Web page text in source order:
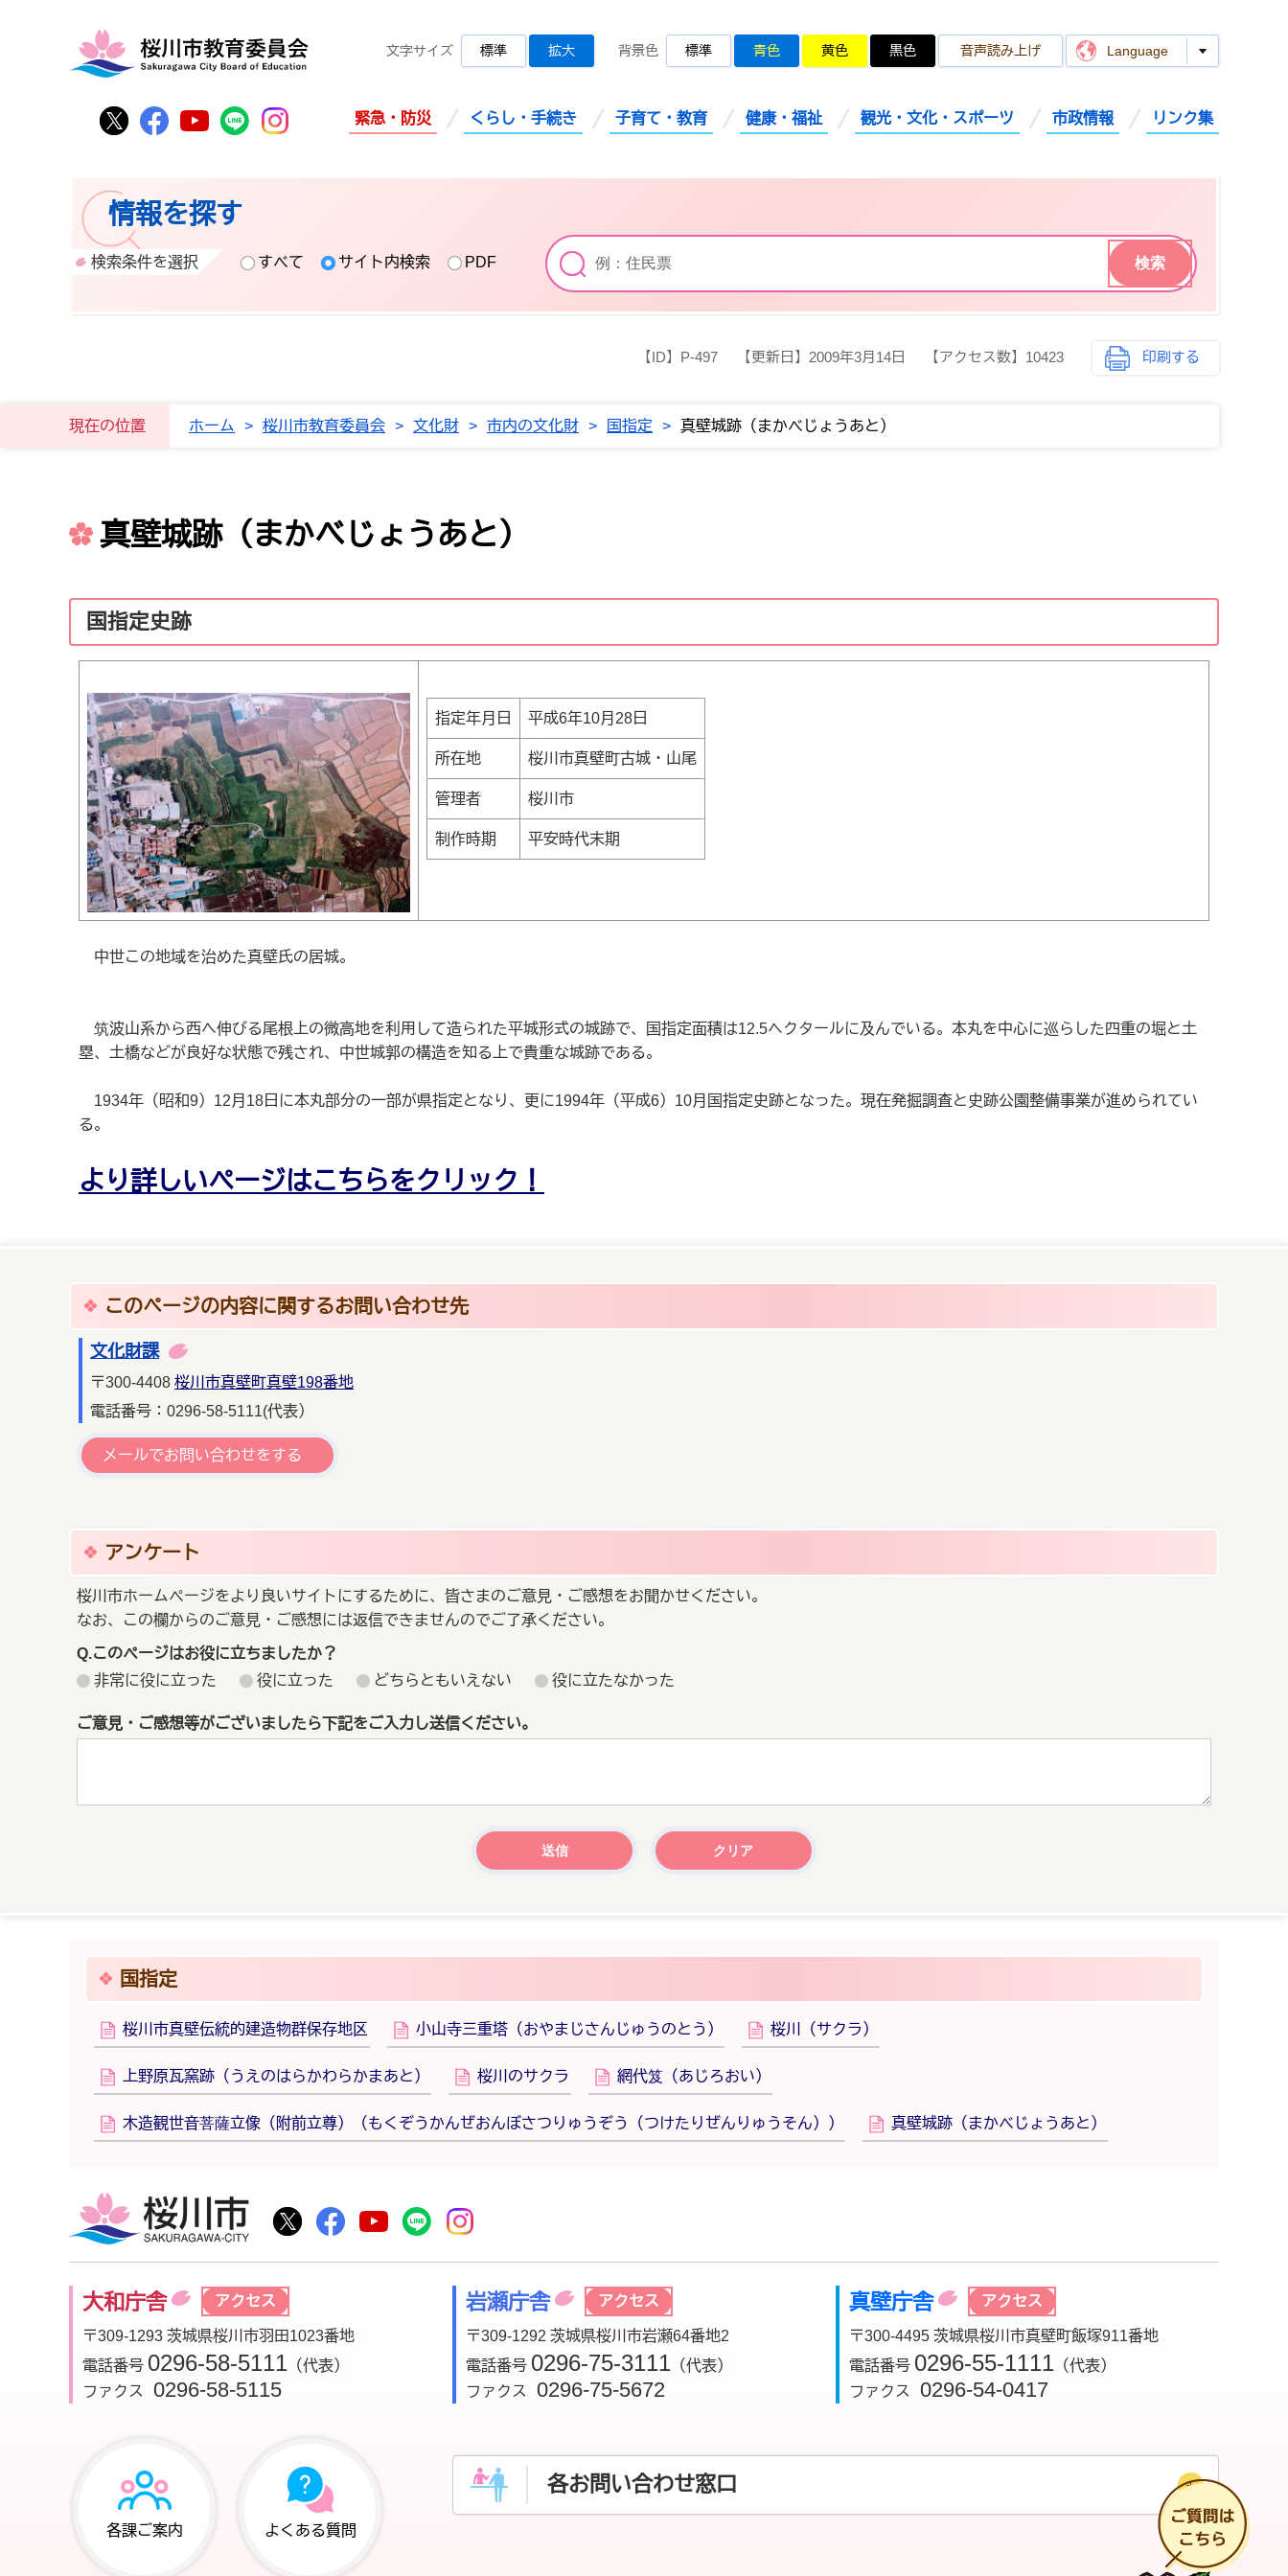
桜川市公式Twitter
桜川市公式Facebook
桜川市公式YouTube
桜川市公式LINE
Instagram
文字サイズ 標準 拡大 背景色 標準 青色 黄色 黒色 音声読み上げ Language
緊急・防災 くらし・手続き 子育て・教育 健康・福祉 観光・文化・スポーツ 市政情報 リンク集
情報を探す
検索条件を選択 すべて サイト内検索 PDF
【ID】 P-497 【更新日】 2009年3月14日 【アクセス数】 10423 印刷する
現在の位置 ホーム > 桜川市教育委員会 > 文化財 > 市内の文化財 > 国指定 > 真壁城跡（まかべじょうあと）
真壁城跡（まかべじょうあと）
国指定史跡
指定年月日 平成6年10月28日
所在地 桜川市真壁町古城・山尾
管理者 桜川市
制作時期 平安時代末期
中世この地域を治めた真壁氏の居城。
筑波山系から西へ伸びる尾根上の微高地を利用して造られた平城形式の城跡で、国指定面積は12.5ヘクタールに及んでいる。本丸を中心に巡らした四重の堀と土
塁、土橋などが良好な状態で残され、中世城郭の構造を知る上で貴重な城跡である。
1934年（昭和9）12月18日に本丸部分の一部が県指定となり、更に1994年（平成6）10月国指定史跡となった。現在発掘調査と史跡公園整備事業が進められてい
る。
より詳しいページはこちらをクリック！
このページの内容に関するお問い合わせ先
文化財課
〒300-4408 桜川市真壁町真壁198番地
電話番号：0296-58-5111(代表）
メールでお問い合わせをする
アンケート
桜川市ホームページをより良いサイトにするために、皆さまのご意見・ご感想をお聞かせください。
なお、この欄からのご意見・ご感想には返信できませんのでご了承ください。
Q.このページはお役に立ちましたか？
非常に役に立った
役に立った どちらともいえない 役に立たなかった
ご意見・ご感想等がございましたら下記をご入力し送信ください。
国指定
桜川市真壁伝統的建造物群保存地区 小山寺三重塔（おやまじさんじゅうのとう） 桜川（サクラ）
上野原瓦窯跡（うえのはらかわらかまあと） 桜川のサクラ 網代笈（あじろおい）
木造観世音菩薩立像（附前立尊）（もくぞうかんぜおんぼさつりゅうぞう（つけたりぜんりゅうそん）） 真壁城跡（まかべじょうあと）
桜川市公式Twitter
桜川市公式Facebook
桜川市公式YouTube
桜川市公式LINE
大和庁舎 アクセス
〒309-1293 茨城県桜川市羽田1023番地
電話番号 0296-58-5111 （代表）
ファクス
0296-58-5115
岩瀬庁舎 アクセス
〒309-1292 茨城県桜川市岩瀬64番地2
電話番号 0296-75-3111 （代表）
ファクス
0296-75-5672
真壁庁舎 アクセス
〒300-4495 茨城県桜川市真壁町飯塚911番地
電話番号 0296-55-1111 （代表）
ファクス
0296-54-0417
各課ご案内 よくある質問
各お問い合わせ窓口